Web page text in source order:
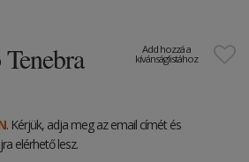
Add hozzá a
kívánságlistához
. Kérjük, adja meg az email címét és
elérhető lesz.